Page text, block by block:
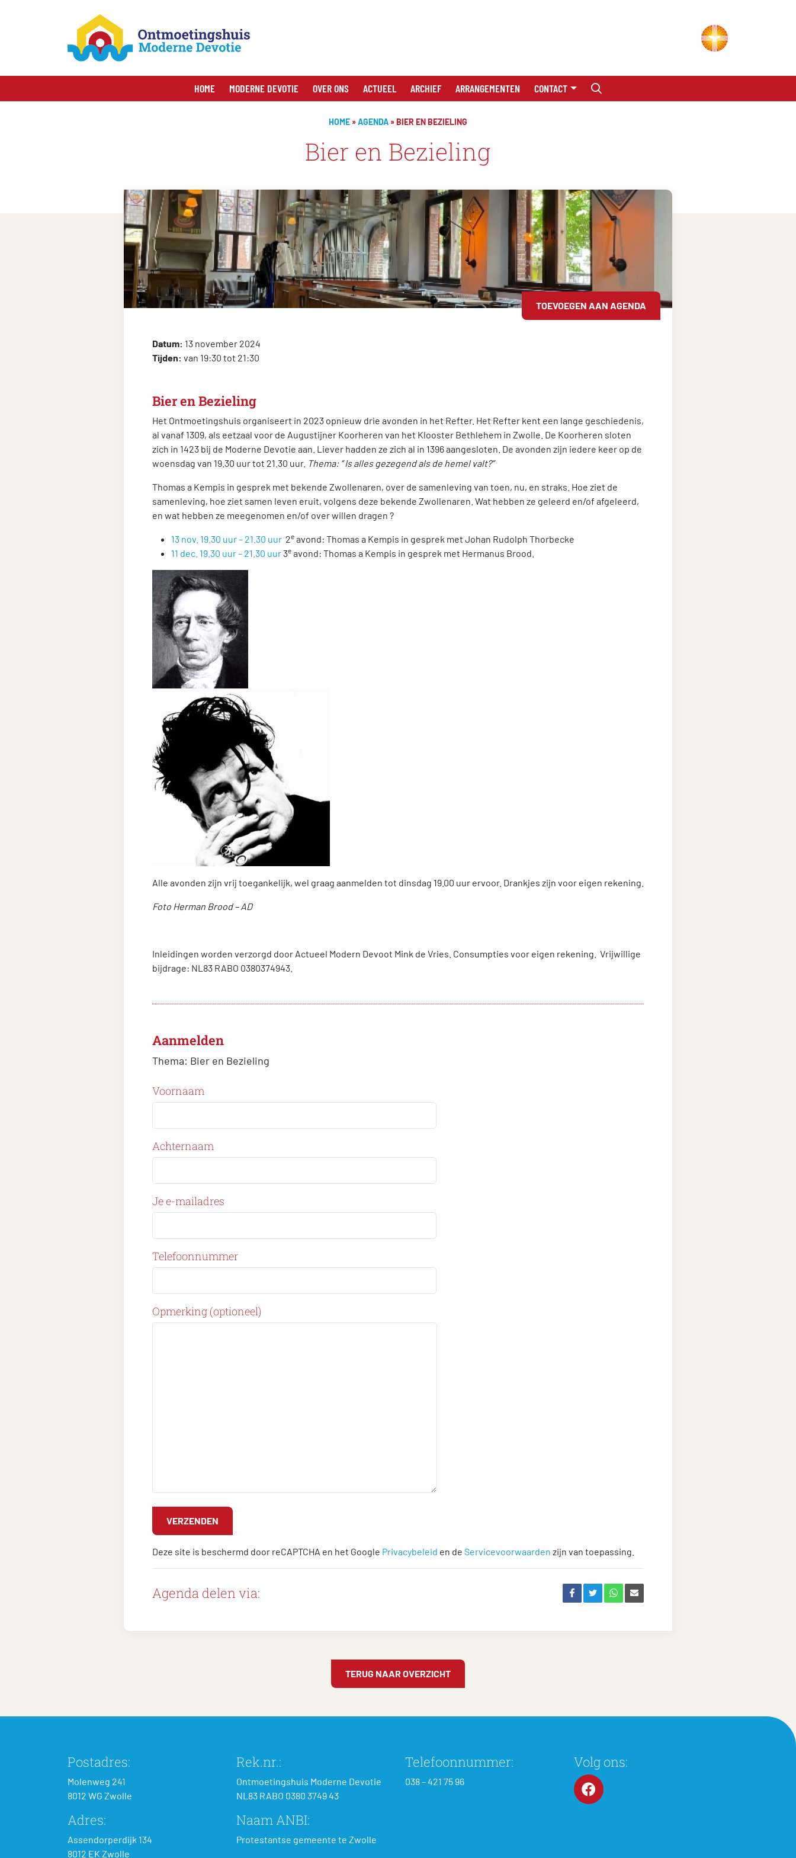
HOME MODERNE DEVOTIE OVER ONS ACTUEEL ARCHIEF ARRANGEMENTEN CONTACT
HOME »AGENDA »BIER EN BEZIELING
Bier en Bezieling
TOEVOEGEN AAN AGENDA
Datum: 13 november 2024
Tijden: van 19:30 tot 21:30
Bier en Bezieling
Het Ontmoetingshuis organiseert in 2023 opnieuw drie avonden in het Refter. Het Refter kent een lange geschiedenis,
al vanaf 1309, als eetzaal voor de Augustijner Koorheren van het Klooster Bethlehem in Zwolle. De Koorheren sloten
zich in 1423 bij de Moderne Devotie aan. Liever hadden ze zich al in 1396 aangesloten. De avonden zijn iedere keer op de
woensdag van 19.30 uur tot 21.30 uur. Thema: ‘’ Is alles gezegend als de hemel valt?”
Thomas a Kempis in gesprek met bekende Zwollenaren, over de samenleving van toen, nu, en straks. Hoe ziet de
samenleving, hoe ziet samen leven eruit, volgens deze bekende Zwollenaren. Wat hebben ze geleerd en/of afgeleerd,
en wat hebben ze meegenomen en/of over willen dragen ?
13 nov. 19.30 uur – 21.30 uur 2e avond: Thomas a Kempis in gesprek met Johan Rudolph Thorbecke
11 dec. 19.30 uur – 21.30 uur 3e avond: Thomas a Kempis in gesprek met Hermanus Brood.
Alle avonden zijn vrij toegankelijk, wel graag aanmelden tot dinsdag 19.00 uur ervoor. Drankjes zijn voor eigen rekening.
Foto Herman Brood – AD
Inleidingen worden verzorgd door Actueel Modern Devoot Mink de Vries. Consumpties voor eigen rekening. Vrijwillige
bijdrage: NL83 RABO 0380374943.
Aanmelden
Thema: Bier en Bezieling
Voornaam
Achternaam
Je e-mailadres
Telefoonnummer
Opmerking (optioneel)
Deze site is beschermd door reCAPTCHA en het Google Privacybeleid en de Servicevoorwaarden zijn van toepassing.
Agenda delen via:
TERUG NAAR OVERZICHT
Postadres:
Molenweg 241
8012 WG Zwolle
Adres:
Assendorperdijk 134
8012 EK Zwolle
Rek.nr.:
Ontmoetingshuis Moderne Devotie
NL83 RABO 0380 3749 43
Naam ANBI:
Protestantse gemeente te Zwolle
Telefoonnummer:
038 – 421 75 96
Volg ons: